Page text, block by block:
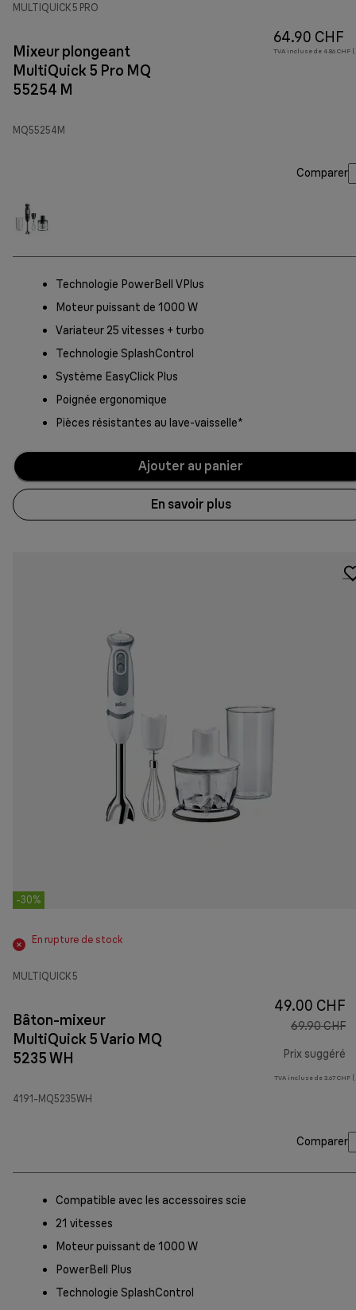
MULTIQUICK 5 PRO
Mixeur plongeant
MultiQuick 5 Pro MQ
55254 M
MQ55254M
64.90 CHF
TVA incluse de 4.86 CHF (
Comparer
Technologie PowerBell VPlus
Moteur puissant de 1000 W
Variateur 25 vitesses + turbo
Technologie SplashControl
Système EasyClick Plus
Poignée ergonomique
Pièces résistantes au lave-vaisselle*
Ajouter au panier
En savoir plus
-30%
En rupture de stock
MULTIQUICK 5
Bâton-mixeur
MultiQuick 5 Vario MQ
5235 WH
4191-MQ5235WH
49.00 CHF
69.90 CHF
Prix suggéré
TVA incluse de 3.67 CHF (
Comparer
Compatible avec les accessoires scie
21 vitesses
Moteur puissant de 1000 W
PowerBell Plus
Technologie SplashControl